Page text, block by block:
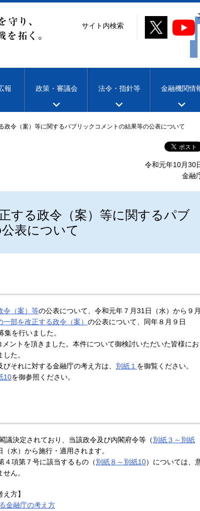
サイト内検索
報 政策・審議会 法令・指針等 金融機関情
政令（案）等に関するパブリックコメントの結果等の公表について
令和元年10月30
金融
する政令（案）等に関するパブ
表について
令（案）等の公表について、令和元年７月31日（水）から９
部を改正する政令（案） の公表について、同年８月９日
集を行いました。
ントを頂きました。本件について御検討いただいた皆様にお
た。
それに対する金融庁の考え方は、 別紙１ を御覧ください。
10を御参照ください。
議決定されており、当該政令及び内閣府令等（別紙３～別紙
水）から施行・適用されます。
項第７号に該当するもの（別紙８～別紙10）については、
ん。
方】
金融庁の考え方